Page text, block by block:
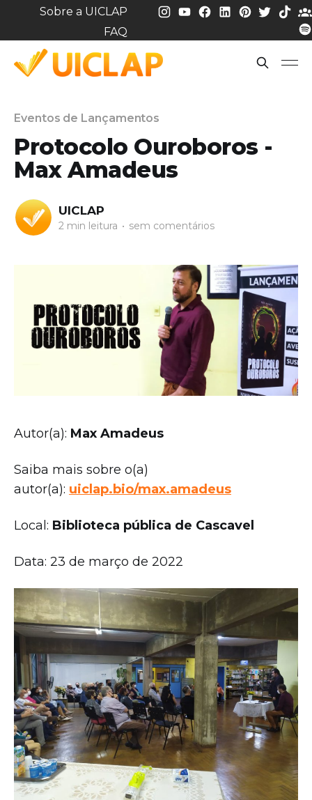
Sobre a UICLAP
FAQ
Eventos de Lançamentos
Protocolo Ouroboros -
Max Amadeus
UICLAP
2 min leitura • sem comentários
Autor(a): Max Amadeus
Saiba mais sobre o(a)
autor(a): uiclap.bio/max.amadeus
Local: Biblioteca pública de Cascavel
Data: 23 de março de 2022